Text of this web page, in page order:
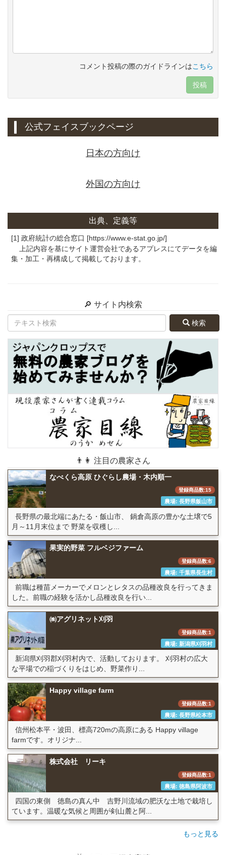
コメント投稿の際のガイドラインはこちら
投稿
公式フェイスブックページ
日本の方向け
外国の方向け
出典、定義等
[1] 政府統計の総合窓口 [https://www.e-stat.go.jp/]
上記内容を基にサイト運営会社であるアプレスにてデータを編
集・加工・再構成して掲載しております。
🔎 サイト内検索
検索
👨👩 注目の農家さん
なべくら高原 ひぐらし農場・木内順一
登録商品数:15
農場: 長野県飯山市
長野県の最北端にあたる・飯山市、 鍋倉高原の豊かな土壌で5
月～11月末位まで 野菜を収穫し...
果実的野菜 フルベジファーム
登録商品数:6
農場: 千葉県長生村
前職は種苗メーカーでメロンとレタスの品種改良を行ってきま
した。前職の経験を活かし品種改良を行い...
㈱アグリネット刈羽
登録商品数:1
農場: 新潟県刈羽村
新潟県刈羽郡刈羽村内で、活動しております。 刈羽村の広大
な平場での稲づくりをはじめ、野菜作り...
Happy village farm
登録商品数:1
農場: 長野県松本市
信州松本平・波田、標高720mの高原にある Happy village
farmです。オリジナ...
株式会社 リーキ
登録商品数:1
農場: 徳島県阿波市
四国の東側 徳島の真ん中 吉野川流域の肥沃な土地で栽培し
ています。温暖な気候と周囲が剣山麓と阿...
もっと見る